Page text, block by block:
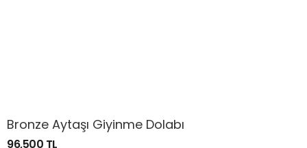
Bronze Aytaşı Giyinme Dolabı
96,500 TL